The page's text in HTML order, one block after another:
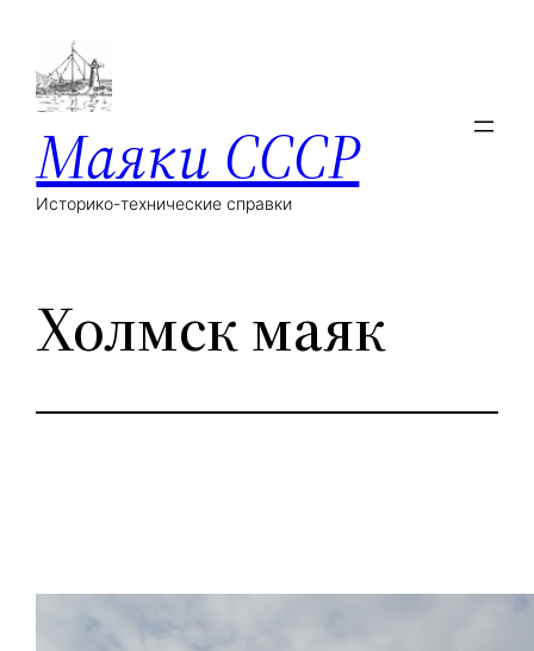
Маяки СССР
Историко-технические справки
Холмск маяк